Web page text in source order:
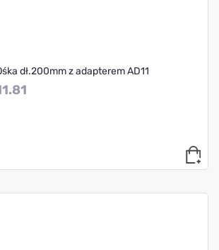
dł.200mm z adapterem AD11